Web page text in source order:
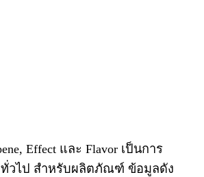
Effect และ Flavor เป็นการ
วไป สำหรับผลิตภัณฑ์ ข้อมูลดัง